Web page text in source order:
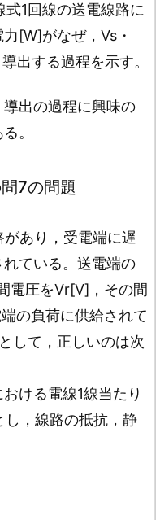
1回線の送電線路に
[W]がなぜ，Vs・
出する過程を示す。
出の過程に興味の
。
7の問題
あり，受電端に遅
ている。送電端の
電圧をVr[V]，その間
の負荷に供給されて
して，正しいのは次
ける電線1線当たり
，線路の抵抗，静